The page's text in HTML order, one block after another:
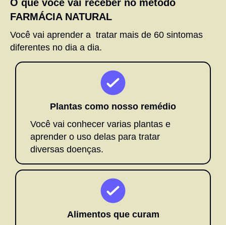
O que você vai receber no método
FARMÁCIA NATURAL
Você vai aprender a tratar mais de 60 sintomas
diferentes no dia a dia.
Plantas como nosso remédio
Você vai conhecer varias plantas e
aprender o uso delas para tratar
diversas doenças.
Alimentos que curam